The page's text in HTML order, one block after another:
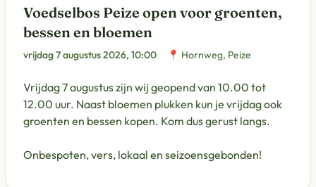
Voedselbos Peize open voor groenten,
bessen en bloemen
vrijdag 7 augustus 2026, 10:00 📍 Hornweg, Peize
Vrijdag 7 augustus zijn wij geopend van 10.00 tot
12.00 uur. Naast bloemen plukken kun je vrijdag ook
groenten en bessen kopen. Kom dus gerust langs.
Onbespoten, vers, lokaal en seizoensgebonden!